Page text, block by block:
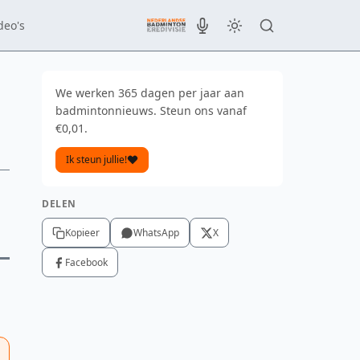
We werken 365 dagen per jaar aan
badmintonnieuws. Steun ons vanaf
€0,01.
Ik steun jullie!
DELEN
Kopieer WhatsApp X
Facebook